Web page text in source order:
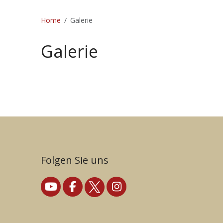
Home Galerie
Galerie
Folgen Sie uns